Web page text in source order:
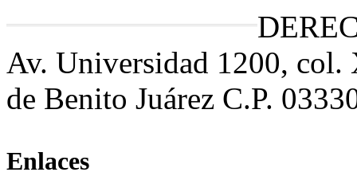
Av. Universidad 1200,
de Benito Juárez C.P.
Enlaces